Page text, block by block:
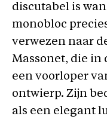
discutabel is
monobloc
verwezen naar
Massonet, die in
een voorloper
ontwierp. Zijn
als een elegant